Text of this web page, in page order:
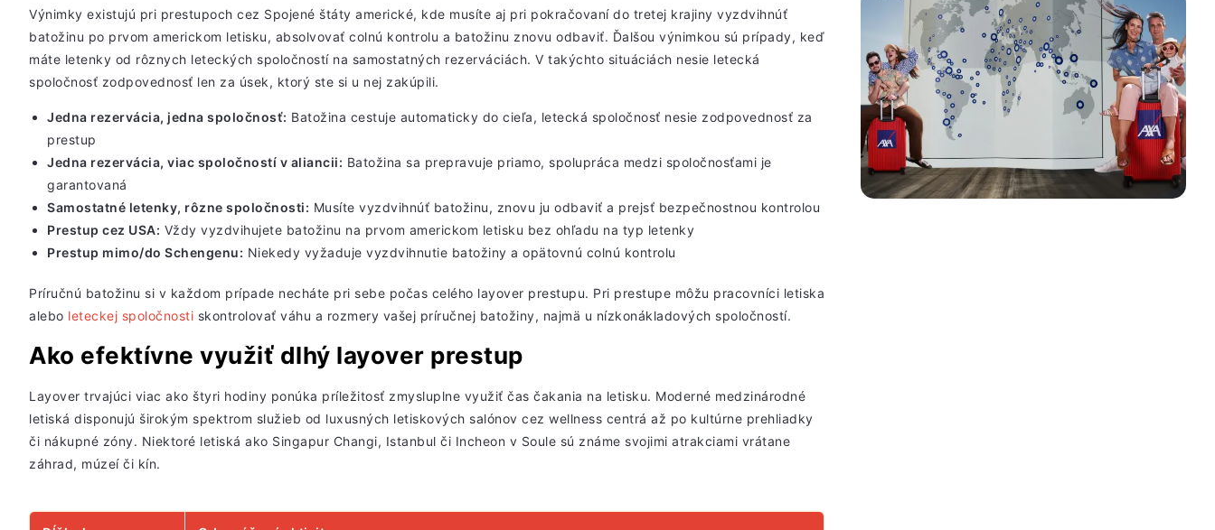
Výnimky existujú pri prestupoch cez Spojené štáty americké, kde musíte aj pri pokračovaní do tretej krajiny vyzdvihnúť
batožinu po prvom americkom letisku, absolvovať colnú kontrolu a batožinu znovu odbaviť. Ďalšou výnimkou sú prípady, keď
máte letenky od rôznych leteckých spoločností na samostatných rezerváciách. V takýchto situáciách nesie letecká
spoločnosť zodpovednosť len za úsek, ktorý ste si u nej zakúpili.
Jedna rezervácia, jedna spoločnosť: Batožina cestuje automaticky do cieľa, letecká spoločnosť nesie zodpovednosť za
prestup
Jedna rezervácia, viac spoločností v aliancii: Batožina sa prepravuje priamo, spolupráca medzi spoločnosťami je
garantovaná
Samostatné letenky, rôzne spoločnosti: Musíte vyzdvihnúť batožinu, znovu ju odbaviť a prejsť bezpečnostnou kontrolou
Prestup cez USA: Vždy vyzdvihujete batožinu na prvom americkom letisku bez ohľadu na typ letenky
Prestup mimo/do Schengenu: Niekedy vyžaduje vyzdvihnutie batožiny a opätovnú colnú kontrolu
Príručnú batožinu si v každom prípade necháte pri sebe počas celého layover prestupu. Pri prestupe môžu pracovníci letiska
alebo leteckej spoločnosti skontrolovať váhu a rozmery vašej príručnej batožiny, najmä u nízkonákladových spoločností.
Ako efektívne využiť dlhý layover prestup
Layover trvajúci viac ako štyri hodiny ponúka príležitosť zmysluplne využiť čas čakania na letisku. Moderné medzinárodné
letiská disponujú širokým spektrom služieb od luxusných letiskových salónov cez wellness centrá až po kultúrne prehliadky
či nákupné zóny. Niektoré letiská ako Singapur Changi, Istanbul či Incheon v Soule sú známe svojimi atrakciami vrátane
záhrad, múzeí či kín.